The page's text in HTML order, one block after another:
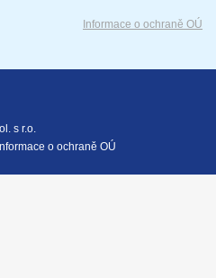
Informace o ochraně OÚ
s r.o.
Informace o ochraně OÚ